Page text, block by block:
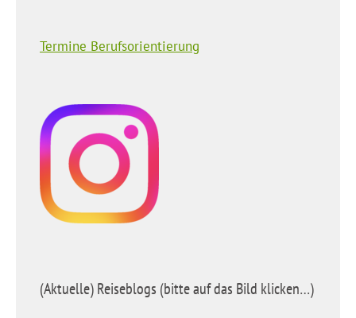
Termine Berufsorientierung
(Aktuelle) Reiseblogs (bitte auf das Bild klicken…)